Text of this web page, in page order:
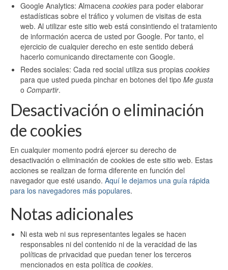
Google Analytics: Almacena cookies para poder elaborar
estadísticas sobre el tráfico y volumen de visitas de esta
web. Al utilizar este sitio web está consintiendo el tratamiento
de información acerca de usted por Google. Por tanto, el
ejercicio de cualquier derecho en este sentido deberá
hacerlo comunicando directamente con Google.
Redes sociales: Cada red social utiliza sus propias cookies
para que usted pueda pinchar en botones del tipo Me gusta
o Compartir.
Desactivación o eliminación
de cookies
En cualquier momento podrá ejercer su derecho de
desactivación o eliminación de cookies de este sitio web. Estas
acciones se realizan de forma diferente en función del
navegador que esté usando. Aquí le dejamos una guía rápida
para los navegadores más populares.
Notas adicionales
Ni esta web ni sus representantes legales se hacen
responsables ni del contenido ni de la veracidad de las
políticas de privacidad que puedan tener los terceros
mencionados en esta política de cookies.